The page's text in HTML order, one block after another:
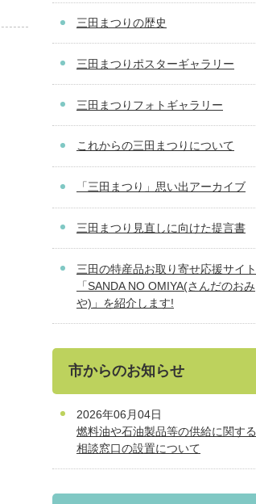
三田まつりの歴史
三田まつりポスターギャラリー
三田まつりフォトギャラリー
これからの三田まつりについて
「三田まつり」思い出アーカイブ
三田まつり見直しに向けた提言書
三田の特産品お取り寄せ応援サイト
「SANDA NO OMIYA(さんだのおみ
や)」を紹介します!
市からのお知らせ
2026年06月04日
燃料油や石油製品等の供給に関する
相談窓口の設置について